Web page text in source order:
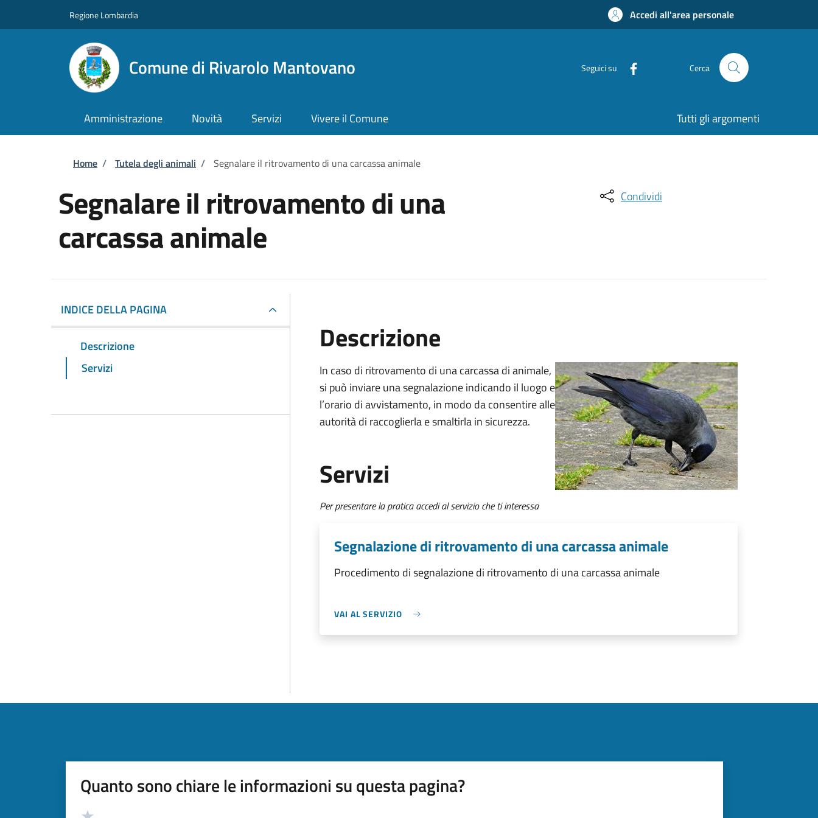
Regione Lombardia Accedi all'area personale
Comune di Rivarolo Mantovano Seguici su Cerca
Amministrazione Novità Servizi Vivere il Comune Tutti gli argomenti
Briciole di pane
Home / Tutela degli animali / Segnalare il ritrovamento di una carcassa animale
Segnalare il ritrovamento di una
carcassa animale
Condividi
INDICE DELLA PAGINA
Descrizione
Servizi
Descrizione
In caso di ritrovamento di una carcassa di animale,
si può inviare una segnalazione indicando il luogo e
l’orario di avvistamento, in modo da consentire alle
autorità di raccoglierla e smaltirla in sicurezza.
Servizi
Per presentare la pratica accedi al servizio che ti interessa
Segnalazione di ritrovamento di una carcassa animale
Procedimento di segnalazione di ritrovamento di una carcassa animale
VAI AL SERVIZIO
Quanto sono chiare le informazioni su questa pagina?
Valutazione